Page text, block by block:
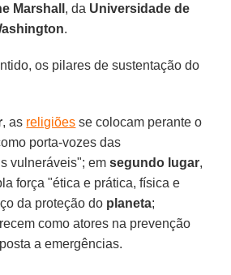
Marshall , da Universidade de
.
os pilares de sustentação do
, as religiões se colocam perante o
porta-vozes das
vulneráveis"; emsegundo lugar,
força "ética e prática, física e
da proteção do planeta;
como atores na prevenção
a emergências.